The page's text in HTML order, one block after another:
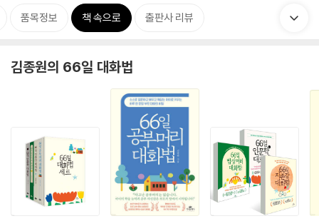
품목정보 책 속으로 출판사 리뷰
김종원의 66일 대화법